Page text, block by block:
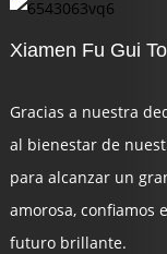
Xiamen Fu Gui
Gracias a nuestra
al bienestar de
para alcanzar un
amorosa, confiamos
futuro brillante.